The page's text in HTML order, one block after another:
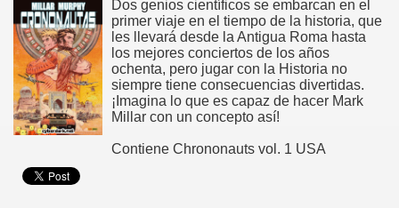
Dos genios científicos se embarcan en el
primer viaje en el tiempo de la historia, que
les llevará desde la Antigua Roma hasta
los mejores conciertos de los años
ochenta, pero jugar con la Historia no
siempre tiene consecuencias divertidas.
¡Imagina lo que es capaz de hacer Mark
Millar con un concepto así!
Contiene Chrononauts vol. 1 USA